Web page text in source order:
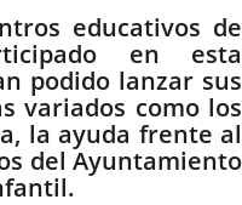
educativos de
en esta
podido lanzar sus
variados como los
la ayuda frente al
del Ayuntamiento